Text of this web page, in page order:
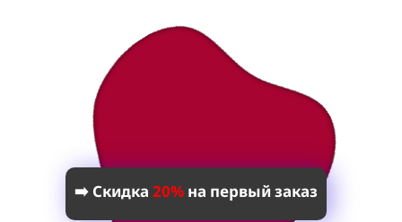
➡️ Скидка 20% на первый заказ